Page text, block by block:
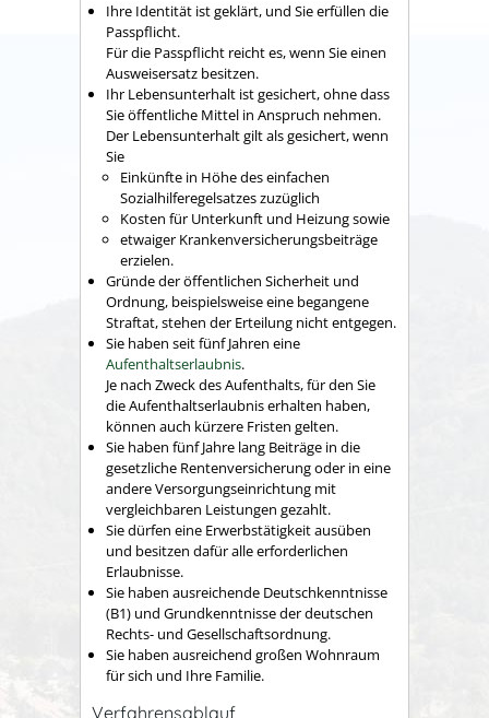
Ihre Identität ist geklärt, und Sie erfüllen die
Passpflicht.
Für die Passpflicht reicht es, wenn Sie einen
Ausweisersatz besitzen.
Ihr Lebensunterhalt ist gesichert, ohne dass
Sie öffentliche Mittel in Anspruch nehmen.
Der Lebensunterhalt gilt als gesichert, wenn
Sie
Einkünfte in Höhe des einfachen
Sozialhilferegelsatzes zuzüglich
Kosten für Unterkunft und Heizung sowie
etwaiger Krankenversicherungsbeiträge
erzielen.
Gründe der öffentlichen Sicherheit und
Ordnung, beispielsweise eine begangene
Straftat, stehen der Erteilung nicht entgegen.
Sie haben seit fünf Jahren eine
Aufenthaltserlaubnis.
Je nach Zweck des Aufenthalts, für den Sie
die Aufenthaltserlaubnis erhalten haben,
können auch kürzere Fristen gelten.
Sie haben fünf Jahre lang Beiträge in die
gesetzliche Rentenversicherung oder in eine
andere Versorgungseinrichtung mit
vergleichbaren Leistungen gezahlt.
Sie dürfen eine Erwerbstätigkeit ausüben
und besitzen dafür alle erforderlichen
Erlaubnisse.
Sie haben ausreichende Deutschkenntnisse
(B1) und Grundkenntnisse der deutschen
Rechts- und Gesellschaftsordnung.
Sie haben ausreichend großen Wohnraum
für sich und Ihre Familie.
Verfahrensablauf